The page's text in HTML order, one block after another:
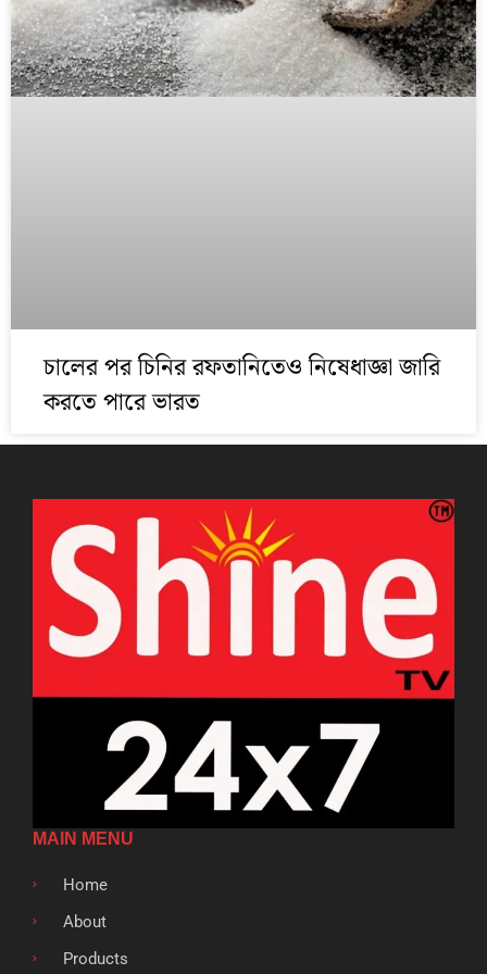
চালের পর চিনির রফতানিতেও নিষেধাজ্ঞা জারি
করতে পারে ভারত
MAIN MENU
Home
About
Products